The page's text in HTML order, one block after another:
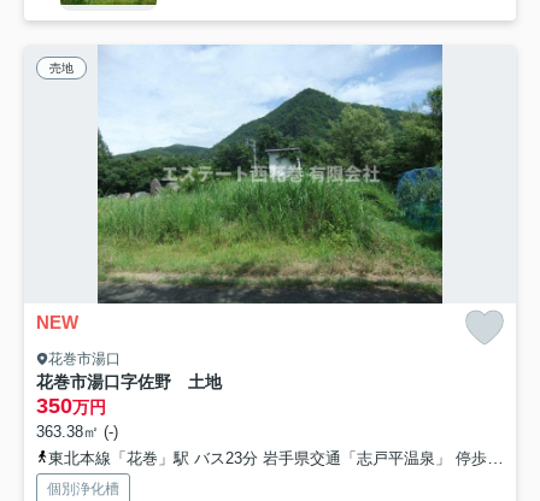
売地
NEW
花巻市湯口
花巻市湯口字佐野 土地
350万円
363.38㎡ (-)
東北本線「花巻」駅 バス23分 岩手県交通「志戸平温泉」 停歩9分
個別浄化槽